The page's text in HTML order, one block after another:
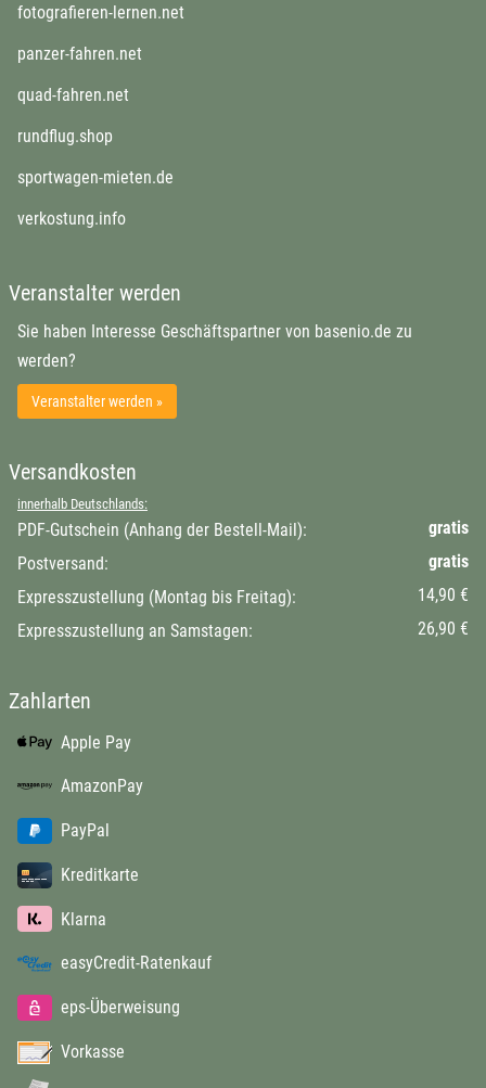
fotografieren-lernen.net
panzer-fahren.net
quad-fahren.net
rundflug.shop
sportwagen-mieten.de
verkostung.info
Veranstalter werden
Sie haben Interesse Geschäftspartner von basenio.de zu
werden?
Veranstalter werden »
Versandkosten
innerhalb Deutschlands:
PDF-Gutschein (Anhang der Bestell-Mail):
gratis
Postversand:
gratis
Expresszustellung (Montag bis Freitag):
14,90 €
Expresszustellung an Samstagen:
26,90 €
Zahlarten
Apple Pay
AmazonPay
PayPal
Kreditkarte
Klarna
easyCredit-Ratenkauf
eps-Überweisung
Vorkasse